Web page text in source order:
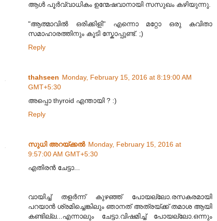
ആൾ പൂർവ്വാധികം ഉന്മേഷവാനായി സസുഖം കഴിയുന്നു.
"ആത്മാവിൽ ഒരിക്കിളി" എന്നൊ മറ്റോ ഒരു കവിതാ
സമാഹാരത്തിനും കൂടി സ്കോപ്പുണ്ട്. ;)
Reply
thahseen Monday, February 15, 2016 at 8:19:00 AM
GMT+5:30
അപ്പൊ thyroid എന്തായി ? :)
Reply
സുധി അറയ്ക്കൽ Monday, February 15, 2016 at
9:57:00 AM GMT+5:30
എതിരൻ ചേട്ടാ...
വായിച്ച്‌ തളർന്ന് കുഴഞ്ഞ്‌ പോയല്ലോ.രസകരമായി
പറയാൻ ശ്രമിച്ചെങ്കിലും ഞാനത്‌ അത്രയ്ക്ക്‌ തമാശ ആയി
കണ്ടില്ല...എന്നാലും ചേട്ടാ.വിഷമിച്ച്‌ പോയല്ലോ.ഒന്നും